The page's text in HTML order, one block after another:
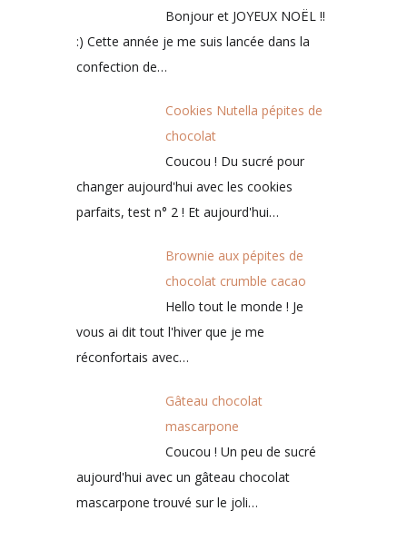
Bonjour et JOYEUX NOËL !!
:) Cette année je me suis lancée dans la
confection de…
Cookies Nutella pépites de
chocolat
Coucou ! Du sucré pour
changer aujourd'hui avec les cookies
parfaits, test n° 2 ! Et aujourd'hui…
Brownie aux pépites de
chocolat crumble cacao
Hello tout le monde ! Je
vous ai dit tout l'hiver que je me
réconfortais avec…
Gâteau chocolat
mascarpone
Coucou ! Un peu de sucré
aujourd'hui avec un gâteau chocolat
mascarpone trouvé sur le joli…